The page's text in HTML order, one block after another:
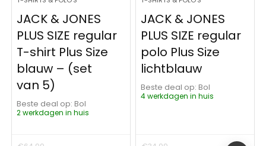
JACK & JONES
PLUS SIZE regular
T-shirt Plus Size
blauw – (set
van 5)
Beste deal op:
Bol
2 werkdagen in huis
JACK & JONES
PLUS SIZE regular
polo Plus Size
lichtblauw
Beste deal op:
Bol
4 werkdagen in huis